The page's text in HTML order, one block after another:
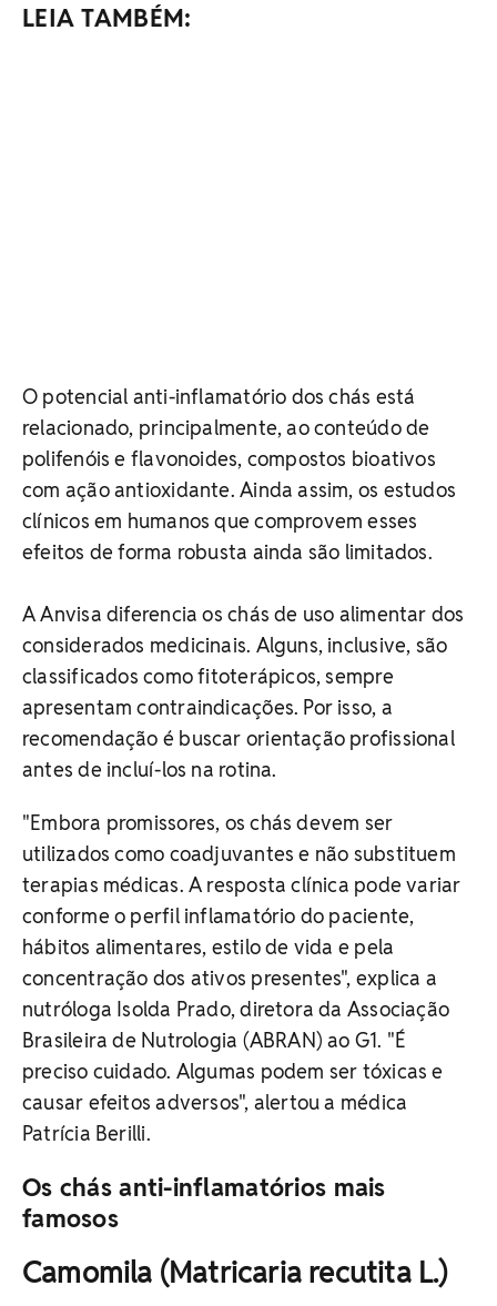
LEIA TAMBÉM:
O potencial anti-inflamatório dos chás está
relacionado, principalmente, ao conteúdo de
polifenóis e flavonoides, compostos bioativos
com ação antioxidante. Ainda assim, os estudos
clínicos em humanos que comprovem esses
efeitos de forma robusta ainda são limitados.
A Anvisa diferencia os chás de uso alimentar dos
considerados medicinais. Alguns, inclusive, são
classificados como fitoterápicos, sempre
apresentam contraindicações. Por isso, a
recomendação é buscar orientação profissional
antes de incluí-los na rotina.
"Embora promissores, os chás devem ser
utilizados como coadjuvantes e não substituem
terapias médicas. A resposta clínica pode variar
conforme o perfil inflamatório do paciente,
hábitos alimentares, estilo de vida e pela
concentração dos ativos presentes", explica a
nutróloga Isolda Prado, diretora da Associação
Brasileira de Nutrologia (ABRAN) ao G1. "É
preciso cuidado. Algumas podem ser tóxicas e
causar efeitos adversos", alertou a médica
Patrícia Berilli.
Os chás anti-inflamatórios mais
famosos
Camomila (Matricaria recutita L.)